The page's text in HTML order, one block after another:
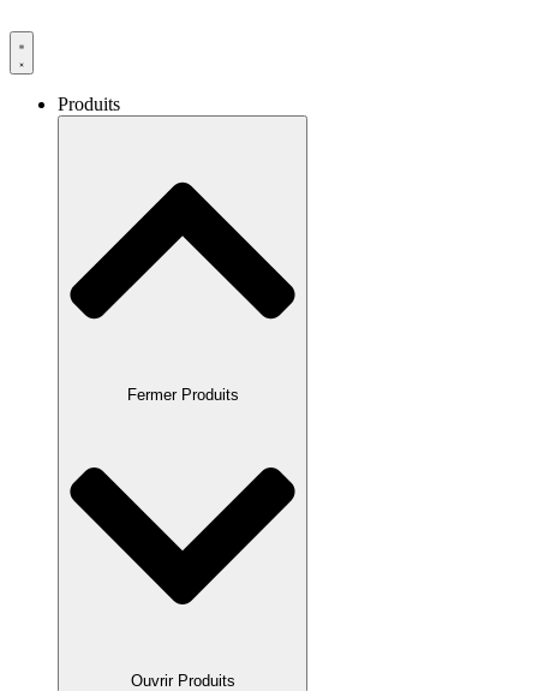
Produits
Fermer Produits
Ouvrir Produits